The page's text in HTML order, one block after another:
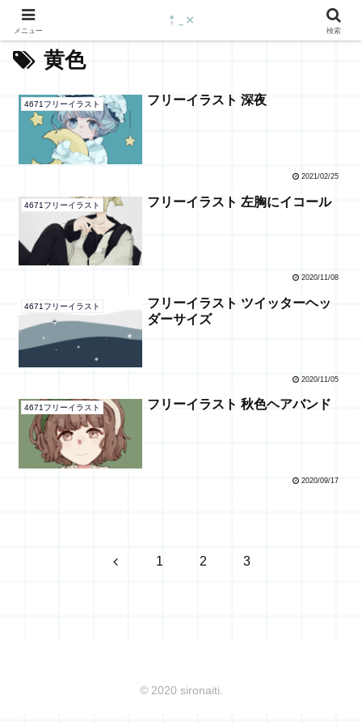
黄色
4671フリーイラスト フリーイラスト 深夜
2021/02/25
4671フリーイラスト フリーイラスト 左胸にイコール
2020/11/08
4671フリーイラスト
フリーイラスト ツイッターヘッ
ダーサイズ
2020/11/05
4671フリーイラスト フリーイラスト 秋色ヘアバンド
2020/09/17
前 1 2 3
© 2020 sironaiti.
メニュー 検索